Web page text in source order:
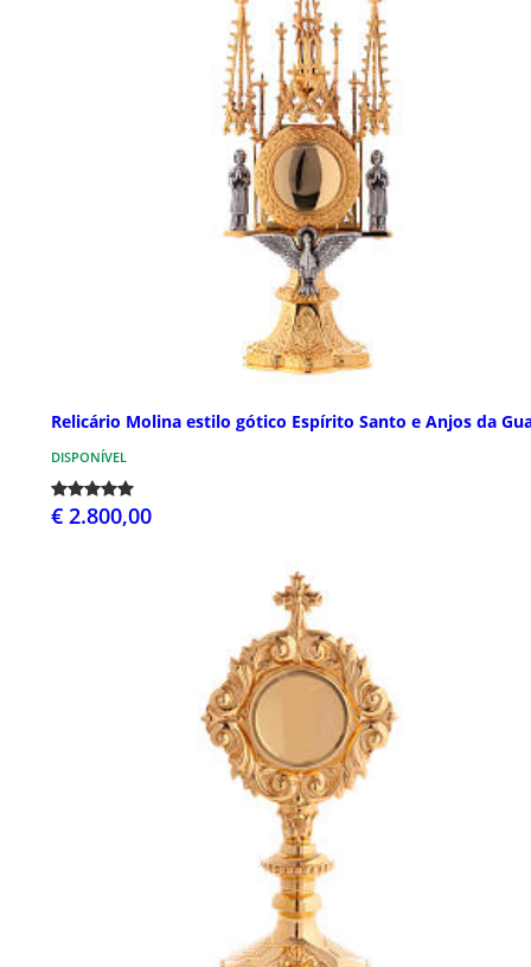
Relicário Molina estilo gótico Espírito Santo e Anjos da
DISPONÍVEL
€ 2.800,00